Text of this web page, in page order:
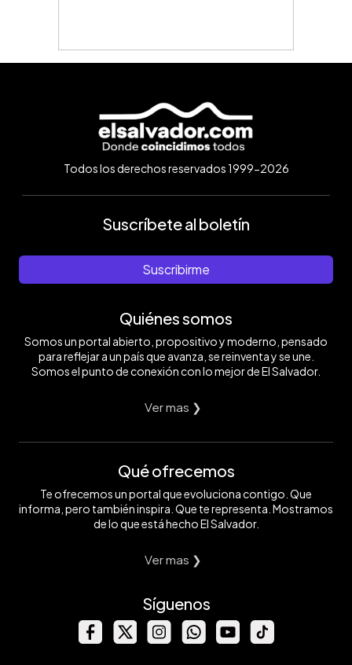
Todos los derechos reservados 1999-2026
Suscríbete al boletín
Suscribirme
Quiénes somos
Somos un portal abierto, propositivo y moderno, pensado
para reflejar a un país que avanza, se reinventa y se une.
Somos el punto de conexión con lo mejor de El Salvador.
Ver mas ❯
Qué ofrecemos
Te ofrecemos un portal que evoluciona contigo. Que
informa, pero también inspira. Que te representa. Mostramos
de lo que está hecho El Salvador.
Ver mas ❯
Síguenos